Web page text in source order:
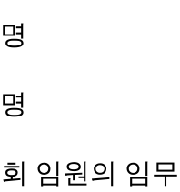
임원의 임